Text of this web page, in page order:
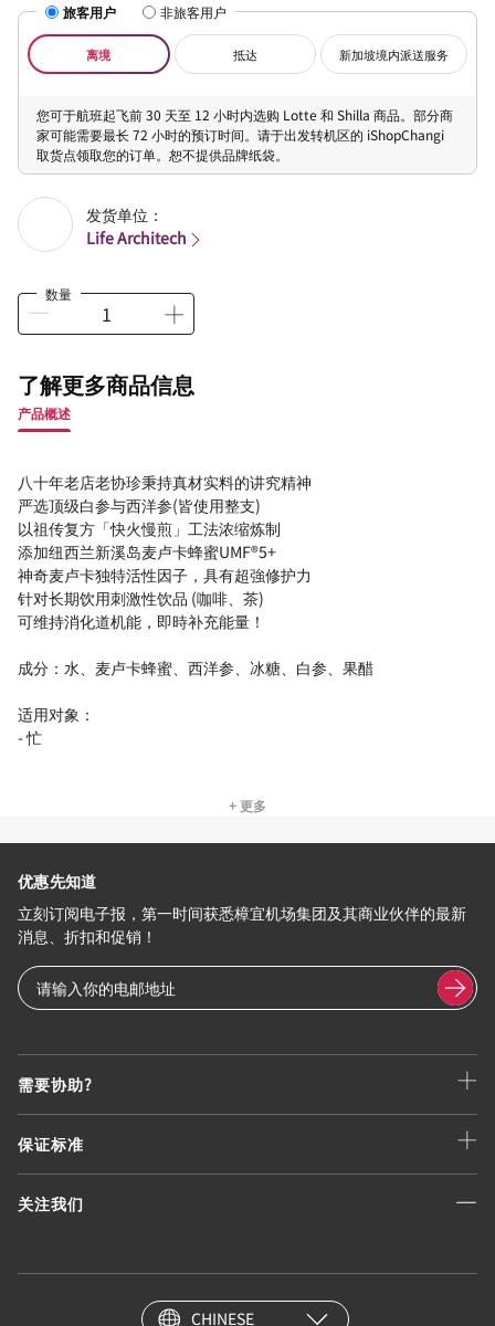
旅客用户 非旅客用户
离境 抵达 新加坡境内派送服务
您可于航班起飞前 30 天至 12 小时内选购 Lotte 和 Shilla 商品。部分商
家可能需要最长 72 小时的预订时间。请于出发转机区的 iShopChangi
取货点领取您的订单。恕不提供品牌纸袋。
发货单位：
Life Architech
数量
了解更多商品信息
产品概述
八十年老店老协珍秉持真材实料的讲究精神
严选顶级白参与西洋参(皆使用整支)
以祖传复方「快火慢煎」工法浓缩炼制
添加纽西兰新溪岛麦卢卡蜂蜜UMF®5+
神奇麦卢卡独特活性因子，具有超強修护力
针对长期饮用刺激性饮品 (咖啡、茶)
可维持消化道机能，即時补充能量！
成分：水、麦卢卡蜂蜜、西洋参、冰糖、白参、果醋
适用对象：
- 忙
+ 更多
需要协助?
保证标准
关注我们
优惠先知道
立刻订阅电子报，第一时间获悉樟宜机场集团及其商业伙伴的最新
消息、折扣和促销！
CHINESE